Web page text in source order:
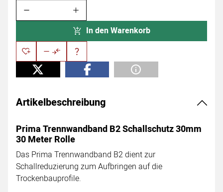
In den Warenkorb
Artikelbeschreibung
Prima Trennwandband B2 Schallschutz 30mm
30 Meter Rolle
Das Prima Trennwandband B2 dient zur
Schallreduzierung zum Aufbringen auf die
Trockenbauprofile.